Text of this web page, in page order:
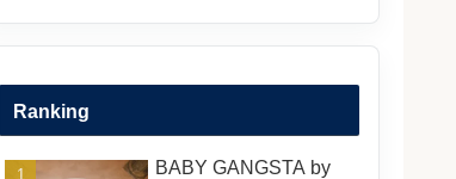
Ranking
BABY GANGSTA by